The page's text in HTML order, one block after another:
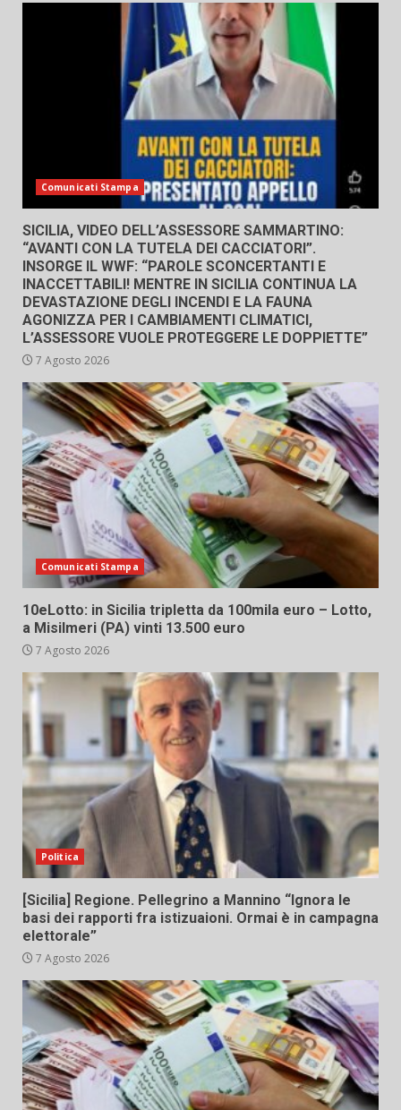
Comunicati Stampa
SICILIA, VIDEO DELL’ASSESSORE SAMMARTINO:
“AVANTI CON LA TUTELA DEI CACCIATORI”.
INSORGE IL WWF: “PAROLE SCONCERTANTI E
INACCETTABILI! MENTRE IN SICILIA CONTINUA LA
DEVASTAZIONE DEGLI INCENDI E LA FAUNA
AGONIZZA PER I CAMBIAMENTI CLIMATICI,
L’ASSESSORE VUOLE PROTEGGERE LE DOPPIETTE”
7 Agosto 2026
Comunicati Stampa
10eLotto: in Sicilia tripletta da 100mila euro – Lotto,
a Misilmeri (PA) vinti 13.500 euro
7 Agosto 2026
Politica
[Sicilia] Regione. Pellegrino a Mannino “Ignora le
basi dei rapporti fra istizuaioni. Ormai è in campagna
elettorale”
7 Agosto 2026